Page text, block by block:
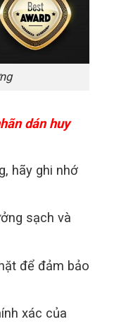
dán huy
hãy ghi nhớ
sạch và
để đảm bảo
xác của